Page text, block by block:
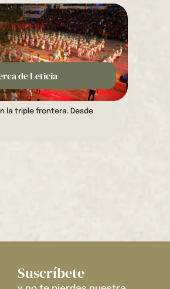
de Leticia
la triple frontera. Desde
Suscríbete